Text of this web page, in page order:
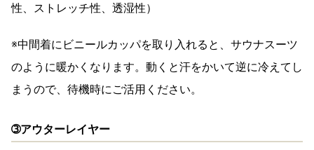
性、ストレッチ性、透湿性）
※中間着に ビニールカッパを取り入れると、サウナスーツ
のように暖かくなります。動くと汗をかいて逆に冷えてし
まうので、待機時にご活用ください。
➂アウターレイヤー